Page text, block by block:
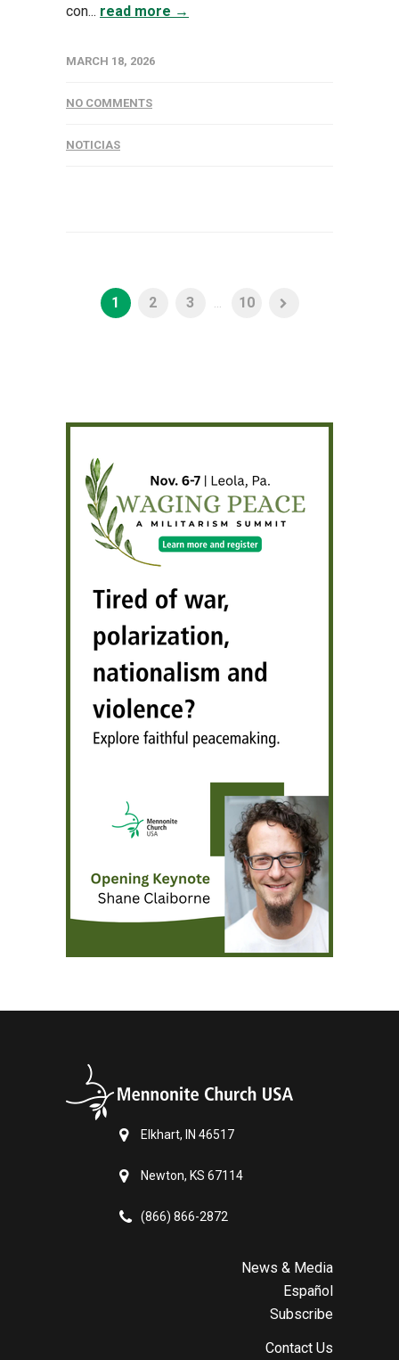
con... read more →
MARCH 18, 2026
NO COMMENTS
NOTICIAS
1 2 3 ... 10
Elkhart, IN 46517
Newton, KS 67114
(866) 866-2872
News & Media
Español
Subscribe
Contact Us